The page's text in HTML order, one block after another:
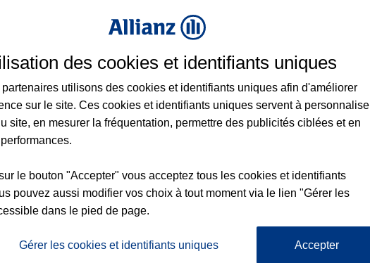
SAINTE BARBE
BARBE
- 18:00
Voir l'agence
SAINTE
L'important
Pour la 2ème
la mieux notée
d’Assurance,
des cookies et identifiants uniques
partenaires utilisons des cookies et identifiants uniques afin d'améliorer
sur le site. Ces cookies et identifiants uniques servent à
site, en mesurer la fréquentation, permettre des publicités ciblées et en
le bouton "Accepter" vous acceptez tous les cookies et identifiants
pouvez aussi modifier vos choix à tout moment via le lien "Gérer les
dans le pied de page.
Gérer les cookies et identifiants uniques Accepter